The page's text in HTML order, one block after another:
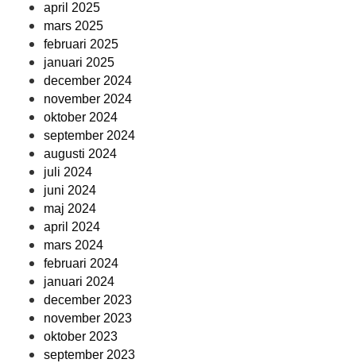
april 2025
mars 2025
februari 2025
januari 2025
december 2024
november 2024
oktober 2024
september 2024
augusti 2024
juli 2024
juni 2024
maj 2024
april 2024
mars 2024
februari 2024
januari 2024
december 2023
november 2023
oktober 2023
september 2023